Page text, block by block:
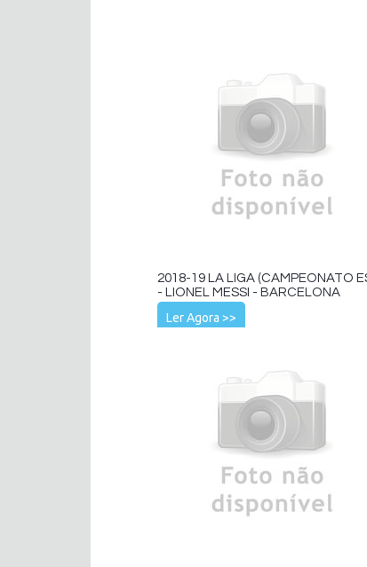
2018-19 LA LIGA (CAMPEONATO
- LIONEL MESSI - BARCELONA
Ler Agora >>